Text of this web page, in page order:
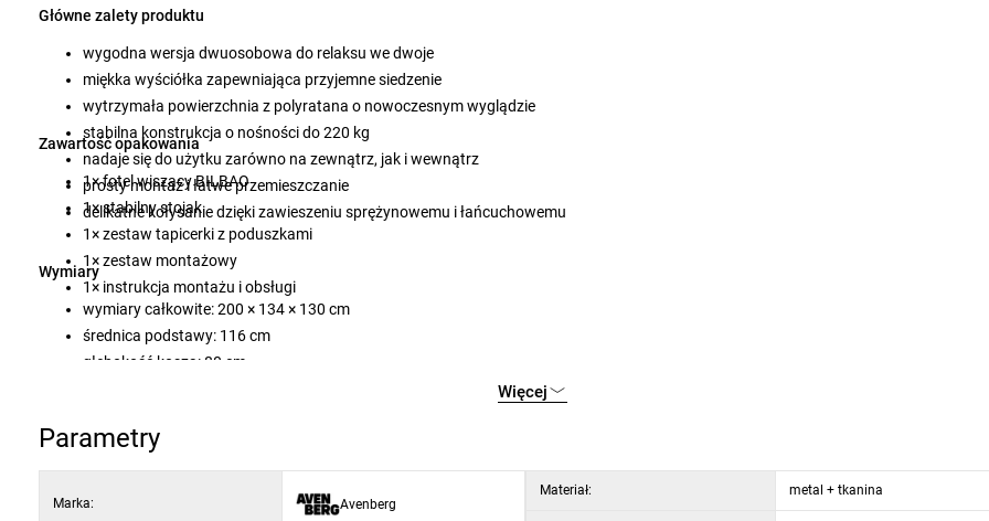
Główne zalety produktu
wygodna wersja dwuosobowa do relaksu we dwoje
miękka wyściółka zapewniająca przyjemne siedzenie
wytrzymała powierzchnia z polyratana o nowoczesnym wyglądzie
stabilna konstrukcja o nośności do 220 kg
nadaje się do użytku zarówno na zewnątrz, jak i wewnątrz
prosty montaż i łatwe przemieszczanie
delikatne kołysanie dzięki zawieszeniu sprężynowemu i łańcuchowemu
Zawartość opakowania
1× fotel wiszący BILBAO
1× stabilny stojak
1× zestaw tapicerki z poduszkami
1× zestaw montażowy
1× instrukcja montażu i obsługi
Wymiary
wymiary całkowite: 200 × 134 × 130 cm
średnica podstawy: 116 cm
głębokość kosza: 80 cm
Więcej
Parametry
Marka: Avenberg
Materiał: metal + tkanina